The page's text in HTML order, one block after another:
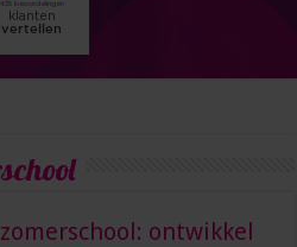
ontwikkel